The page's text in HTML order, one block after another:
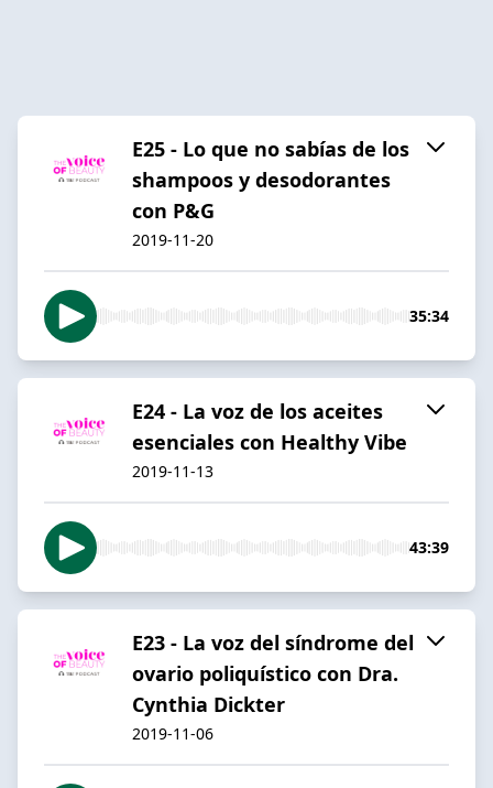
E25 - Lo que no sabías de los
shampoos y desodorantes
con P&G
2019-11-20
35:34
E24 - La voz de los aceites
esenciales con Healthy Vibe
2019-11-13
43:39
E23 - La voz del síndrome del
ovario poliquístico con Dra.
Cynthia Dickter
2019-11-06